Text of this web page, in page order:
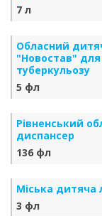
7 л
Обласний
"Новостав"
туберкульозу
5 фл
Рівненський
диспансер
136 фл
Міська дитяча
3 фл